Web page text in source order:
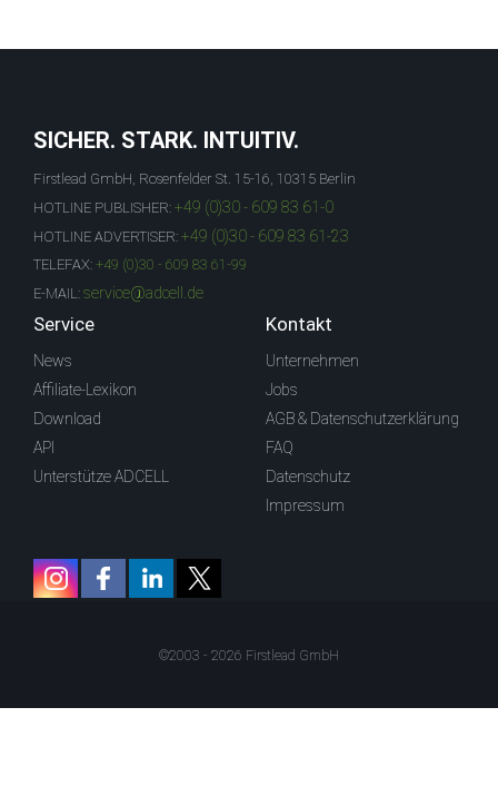
SICHER. STARK. INTUITIV.
Firstlead GmbH, Rosenfelder St. 15-16, 10315 Berlin
HOTLINE PUBLISHER: +49 (0)30 - 609 83 61-0
HOTLINE ADVERTISER: +49 (0)30 - 609 83 61-23
TELEFAX: +49 (0)30 - 609 83 61-99
E-MAIL: service@adcell.de
Service
News
Affiliate-Lexikon
Download
API
Unterstütze ADCELL
Kontakt
Unternehmen
Jobs
AGB & Datenschutzerklärung
FAQ
Datenschutz
Impressum
©2003 - 2026 Firstlead GmbH